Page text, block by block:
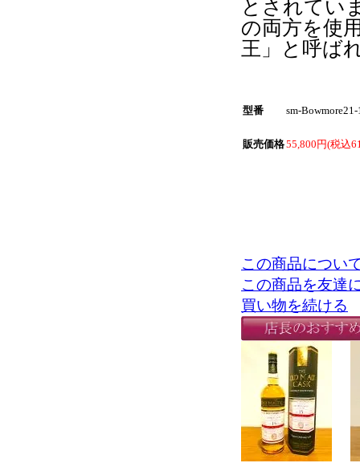
とされてい
の両方を使
王」と呼ば
型番 sm-
販売価格55,800円(税込
この商品につい
この商品を友達
買い物を続ける